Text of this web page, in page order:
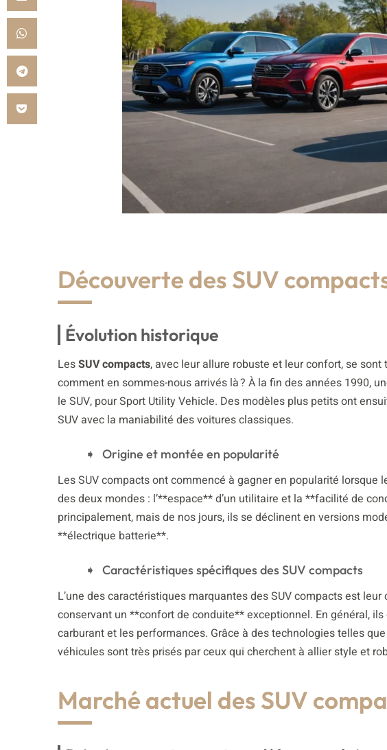
Découverte des SUV
Évolution historique
LesSUV compacts, avec leur allure robuste et leur confort, se
comment en sommes-nous arrivés là ? À la fin des années 1990,
le SUV, pour Sport Utility Vehicle. Des modèles plus petits ont
SUV avec la maniabilité des voitures classiques.
Origine et montée en popularité
Les SUV compacts ont commencé à gagner en popularité
des deux mondes : l’**espace** d’un utilitaire et la **facilité de
principalement, mais de nos jours, ils se déclinent en versions
**électrique batterie**.
Caractéristiques spécifiques des SUV compacts
L’une des caractéristiques marquantes des SUV compacts est
conservant un **confort de conduite** exceptionnel. En général,
carburant et les performances. Grâce à des technologies telles
véhicules sont très prisés par ceux qui cherchent à allier style et
Marché actuel des SUV